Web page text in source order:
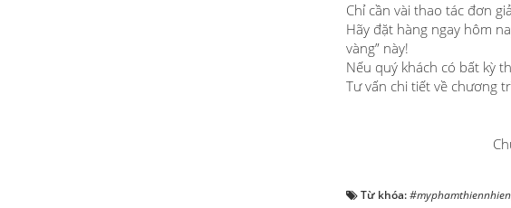
Chỉ cần vài thao tác đơn
Hãy đặt hàng ngay hôm
vàng” này!
Nếu quý khách có bất kỳ
Tư vấn chi tiết về chương
Từ khóa:#myphamthiennhien